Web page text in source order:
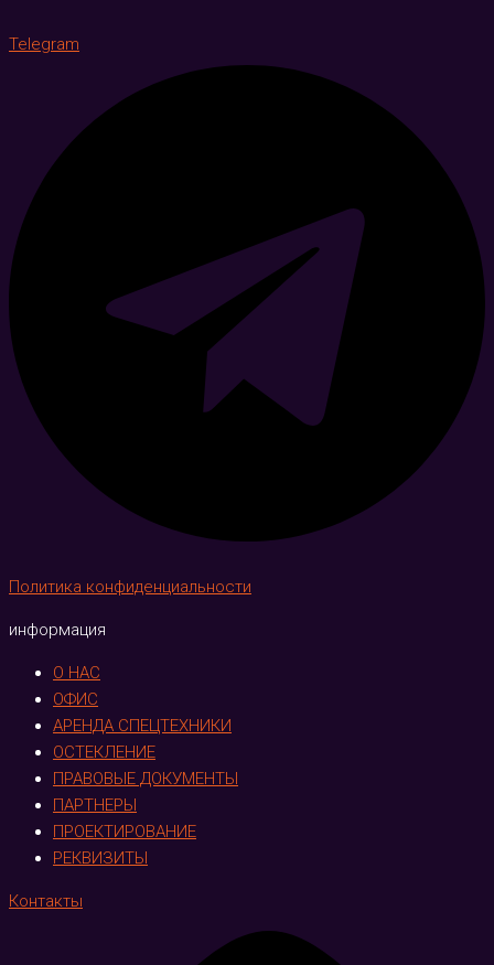
Telegram
Политика конфиденциальности
информация
О НАС
ОФИС
АРЕНДА СПЕЦТЕХНИКИ
ОСТЕКЛЕНИЕ
ПРАВОВЫЕ ДОКУМЕНТЫ
ПАРТНЕРЫ
ПРОЕКТИРОВАНИЕ
РЕКВИЗИТЫ
Контакты